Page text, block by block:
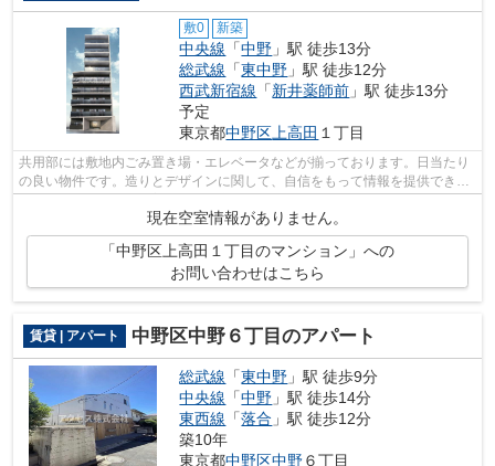
敷0 新築
中央線 「中野 」駅 徒歩13分
総武線 「東中野 」駅 徒歩12分
西武新宿線 「新井薬師前 」駅 徒歩13分
予定
東京都中野区 上高田 １丁目
共用部には敷地内ごみ置き場・エレベータなどが揃っております。日当たり
の良い物件です。造りとデザインに関して、自信をもって情報を提供できる
マンションです。落ち着きのある空間...
現在空室情報がありません。
「中野区上高田１丁目のマンション」への
お問い合わせはこちら
賃貸 | アパート 中野区中野６丁目のアパート
総武線 「東中野 」駅 徒歩9分
中央線 「中野 」駅 徒歩14分
東西線 「落合 」駅 徒歩12分
築10年
東京都中野区中野６丁目